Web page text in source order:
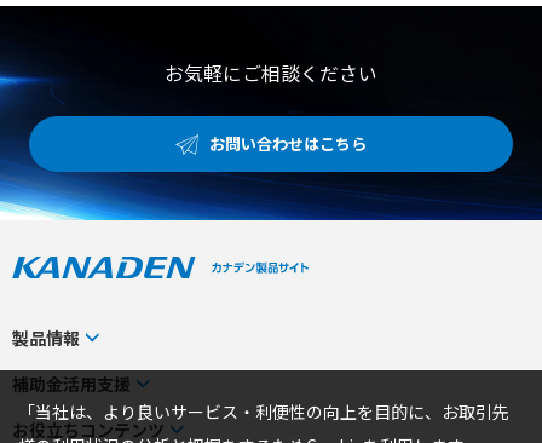
お気軽にご相談ください
お問い合わせはこちら
製品情報
カテゴリから探す
メーカーから探す
補助金活用支援
補助金検索システム
お役立ちコンテンツ
「当社は、より良いサービス・利便性の向上を目的に、お取引先